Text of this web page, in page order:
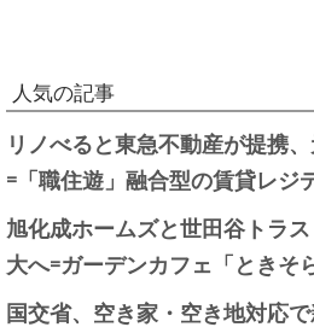
人気の記事
リノべると東急不動産が提携
=「職住遊」融合型の賃貸レジ
旭化成ホームズと世田谷トラ
大へ=ガーデンカフェ「ときそ
国交省、空き家・空き地対応